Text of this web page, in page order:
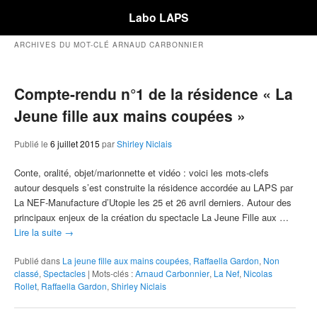
Labo LAPS
ARCHIVES DU MOT-CLÉ ARNAUD CARBONNIER
Compte-rendu n°1 de la résidence « La
Jeune fille aux mains coupées »
Publié le 6 juillet 2015 parShirley Niclais
Conte, oralité, objet/marionnette et vidéo : voici les mots-clefs
autour desquels s’est construite la résidence accordée au LAPS par
La NEF-Manufacture d’Utopie les 25 et 26 avril derniers. Autour des
principaux enjeux de la création du spectacle La Jeune Fille aux …
Lire la suite →
Publié dans La jeune fille aux mains coupées, Raffaella Gardon, Non
classé, Spectacles | Mots-clés :Arnaud Carbonnier, La Nef, Nicolas
Rollet, Raffaella Gardon, Shirley Niclais